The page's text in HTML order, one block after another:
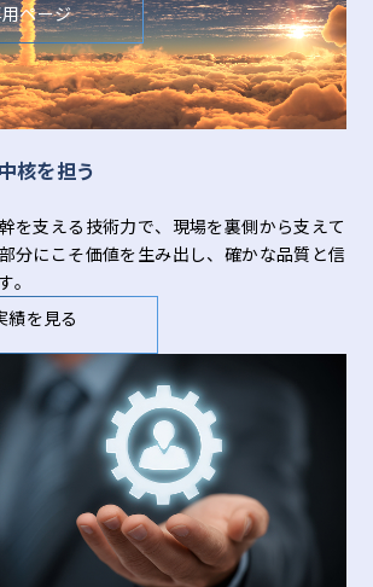
ページ
核を担う
を支える技術力で、現場を裏側から支えて
分にこそ価値を生み出し、確かな品質と信
。
績を見る